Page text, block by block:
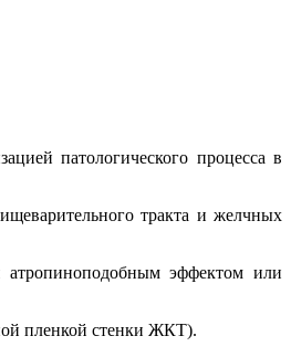
патологического процесса в
тракта и желчных
атропиноподобным эффектом или
пленкой стенки ЖКТ).